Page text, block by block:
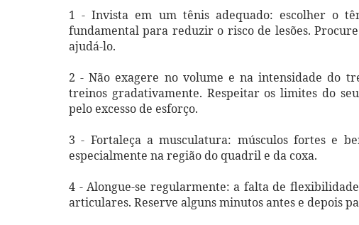
1 -Invista em um tênis adequado: escolher o
fundamental para reduzir o risco de lesões.
ajudá-lo.
2 - Não exagere no volume e na intensidade do
treinos gradativamente. Respeitar os limites do
pelo excesso de esforço.
3 - Fortaleça a musculatura: músculos fortes e
especialmente na região do quadril e da coxa.
4 - Alongue-se regularmente: a falta de
articulares. Reserve alguns minutos antes e depois